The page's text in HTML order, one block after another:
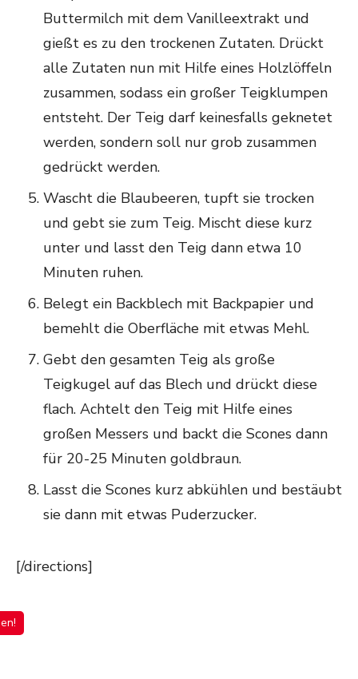
Buttermilch mit dem Vanilleextrakt und
gießt es zu den trockenen Zutaten. Drückt
alle Zutaten nun mit Hilfe eines Holzlöffeln
zusammen, sodass ein großer Teigklumpen
entsteht. Der Teig darf keinesfalls geknetet
werden, sondern soll nur grob zusammen
gedrückt werden.
Wascht die Blaubeeren, tupft sie trocken
und gebt sie zum Teig. Mischt diese kurz
unter und lasst den Teig dann etwa 10
Minuten ruhen.
Belegt ein Backblech mit Backpapier und
bemehlt die Oberfläche mit etwas Mehl.
Gebt den gesamten Teig als große
Teigkugel auf das Blech und drückt diese
flach. Achtelt den Teig mit Hilfe eines
großen Messers und backt die Scones dann
für 20-25 Minuten goldbraun.
Lasst die Scones kurz abkühlen und bestäubt
sie dann mit etwas Puderzucker.
[/directions]